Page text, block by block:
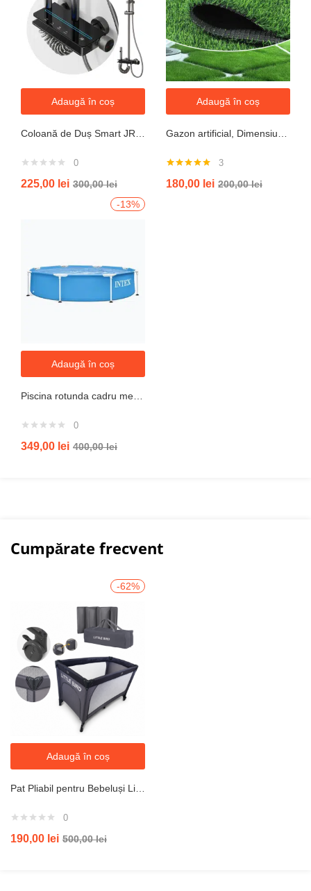
Adaugă în coș
Coloană de Duș Smart JRH c90 – Display LED si banda led, Temperatură Digitală, 4 Moduri de Curgere
0
225,00 lei 300,00lei
Adaugă în coș
Gazon artificial, Dimensiune 2mx5m, Grosime 10mm
5.00din 5
3
180,00 lei 200,00lei
-13%
Adaugă în coș
Piscina rotunda cadru metal intex, 244cm x 51 cm
0
349,00 lei 400,00lei
Cumpărate frecvent
-62%
Adaugă în coș
Pat Pliabil pentru Bebeluși Little Bird 125×65 cm cu Saltea, Geantă Transport și Ușă Laterală, Gri
0
190,00 lei 500,00lei